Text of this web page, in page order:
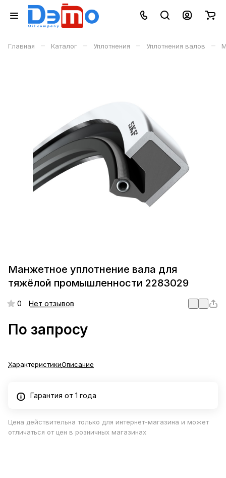
Главная – Каталог – Уплотнения – Уплотнения валов –
Манжетное уплотнение вала для
тяжёлой промышленности 2283029
0 Нет отзывов
По запросу
ХарактеристикиОписание
Гарантия от 1 года
Цена действительна только для интернет-магазина и может
отличаться от цен в розничных магазинах